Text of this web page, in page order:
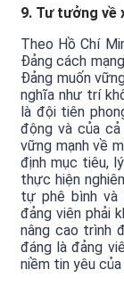
9. Tư tưởng về
Theo Hồ Chí
Đảng cách
Đảng muốn
nghĩa như trí
là đội tiên
động và của
vững mạnh về
định mục tiêu,
thực hiện
tự phê bình
đảng viên phải
nâng cao trình
đáng là đảng
niềm tin yêu của